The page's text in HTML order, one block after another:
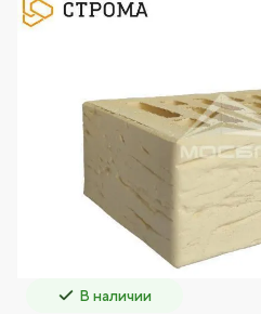
В наличии